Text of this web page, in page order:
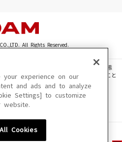
All Rights Reserved.
・画像・写真・動画・音声等を、手段や形態
て無断で複製、転載、ファイル化などすること
用いただけない場合があります。
が変更になる場合があります。
your experience on our
and ads and to analyze
Settings] to customize
website.
Cookies